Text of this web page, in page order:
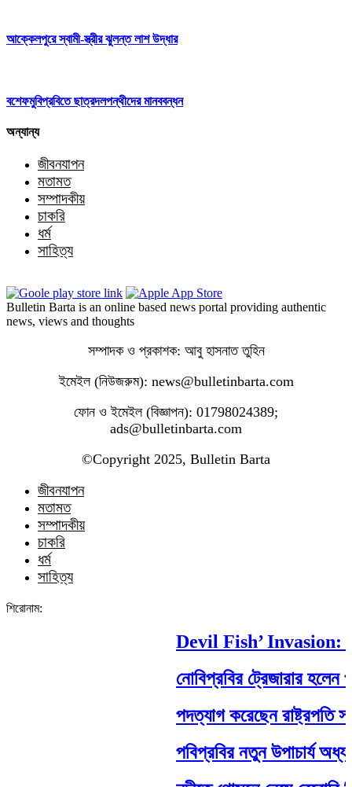
আক্কেলপুরে স্বামী-স্ত্রীর ঝুলন্ত লাশ উদ্ধার
বশেফমুবিপ্রবিতে ছাত্রদলপন্থীদের মানববন্ধন
অন্যান্য
জীবনযাপন
মতামত
সম্পাদকীয়
চাকরি
ধর্ম
সাহিত্য
Bulletin Barta is an online based news portal providing authentic
news, views and thoughts
সম্পাদক ও প্রকাশক: আবু হাসনাত তুহিন
ইমেইল (নিউজরুম): news@bulletinbarta.com
ফোন ও ইমেইল (বিজ্ঞাপন): 01798024389;
ads@bulletinbarta.com
©️Copyright 2025, Bulletin Barta
জীবনযাপন
মতামত
সম্পাদকীয়
চাকরি
ধর্ম
সাহিত্য
শিরোনাম:
Devil Fish’ Invasion:
নোবিপ্রবির ট্রেজারার হলেন
পদত্যাগ করেছেন রাষ্ট্রপতি
পবিপ্রবির নতুন উপাচার্য